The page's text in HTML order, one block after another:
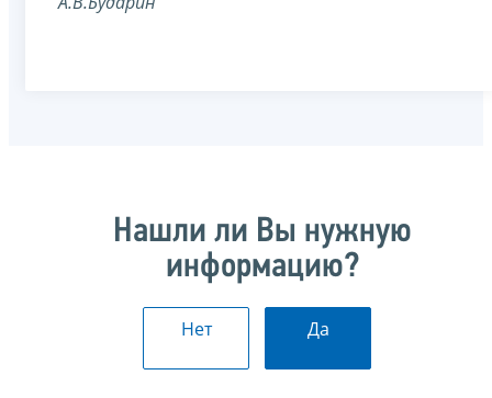
Нашли ли Вы нужную
информацию?
Нет Да